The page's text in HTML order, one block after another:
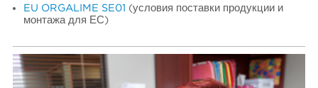
EU ORGALIME SE01 (условия поставки продукции и
монтажа для ЕС)